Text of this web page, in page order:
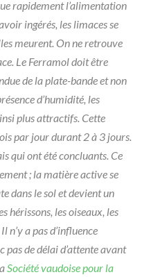
rapidement l’alimentation
ingérés, les limaces se
meurent. On ne retrouve
Le Ferramol doit être
de la plate-bande et non
d’humidité, les
plus attractifs. Cette
par jour durant 2 à 3 jours.
qui ont été concluants. Ce
; la matière active se
dans le sol et devient un
hérissons, les oiseaux, les
n’y a pas d’influence
pas de délai d’attente avant
Société vaudoise pour la